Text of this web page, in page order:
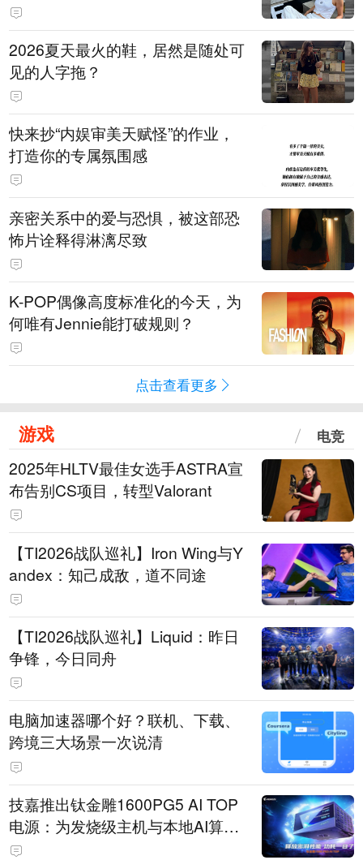
2026夏天最火的鞋，居然是随处可
见的人字拖？
快来抄“内娱审美天赋怪”的作业，
打造你的专属氛围感
亲密关系中的爱与恐惧，被这部恐
怖片诠释得淋漓尽致
K-POP偶像高度标准化的今天，为
何唯有Jennie能打破规则？
点击查看更多
游戏 电竞
2025年HLTV最佳女选手ASTRA宣
布告别CS项目，转型Valorant
【TI2026战队巡礼】Iron Wing与Y
andex：知己成敌，道不同途
【TI2026战队巡礼】Liquid：昨日
争锋，今日同舟
电脑加速器哪个好？联机、下载、
跨境三大场景一次说清
技嘉推出钛金雕1600PG5 AI TOP
电源：为发烧级主机与本地AI算力
打造旗舰供电方案